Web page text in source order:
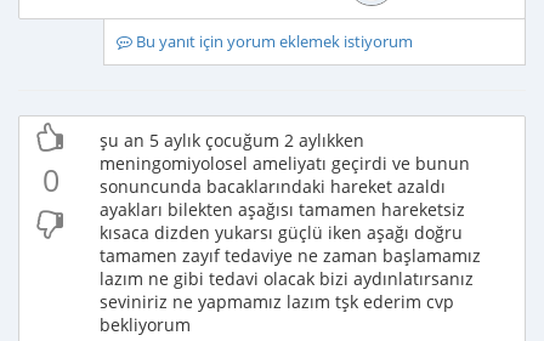
Bu yanıt için yorum eklemek istiyorum
0
şu an 5 aylık çocuğum 2 aylıkken
meningomiyolosel ameliyatı geçirdi ve bunun
sonuncunda bacaklarındaki hareket azaldı
ayakları bilekten aşağısı tamamen hareketsiz
kısaca dizden yukarsı güçlü iken aşağı doğru
tamamen zayıf tedaviye ne zaman başlamamız
lazım ne gibi tedavi olacak bizi aydınlatırsanız
seviniriz ne yapmamız lazım tşk ederim cvp
bekliyorum